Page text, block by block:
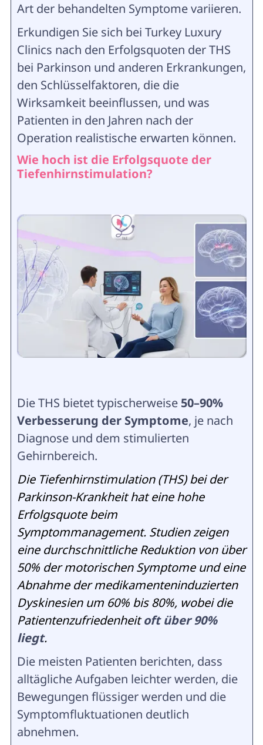
Art der behandelten Symptome variieren.
Erkundigen Sie sich bei Turkey Luxury
Clinics nach den Erfolgsquoten der THS
bei Parkinson und anderen Erkrankungen,
den Schlüsselfaktoren, die die
Wirksamkeit beeinflussen, und was
Patienten in den Jahren nach der
Operation realistische erwarten können.
Wie hoch ist die Erfolgsquote der
Tiefenhirnstimulation?
Die THS bietet typischerweise 50–90%
Verbesserung der Symptome, je nach
Diagnose und dem stimulierten
Gehirnbereich.
Die Tiefenhirnstimulation (THS) bei der
Parkinson-Krankheit hat eine hohe
Erfolgsquote beim
Symptommanagement. Studien zeigen
eine durchschnittliche Reduktion von über
50% der motorischen Symptome und eine
Abnahme der medikamenteninduzierten
Dyskinesien um 60% bis 80%, wobei die
Patientenzufriedenheitoft über 90%
liegt.
Die meisten Patienten berichten, dass
alltägliche Aufgaben leichter werden, die
Bewegungen flüssiger werden und die
Symptomfluktuationen deutlich
abnehmen.